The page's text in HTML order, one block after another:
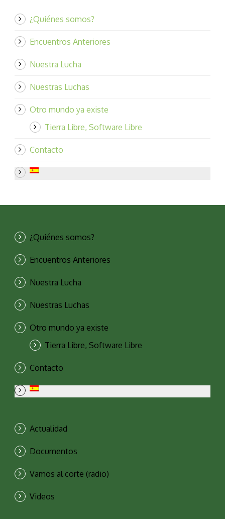
¿Quiénes somos?
Encuentros Anteriores
Nuestra Lucha
Nuestras Luchas
Otro mundo ya existe
Tierra Libre, Software Libre
Contacto
¿Quiénes somos?
Encuentros Anteriores
Nuestra Lucha
Nuestras Luchas
Otro mundo ya existe
Tierra Libre, Software Libre
Contacto
Actualidad
Documentos
Vamos al corte (radio)
Videos